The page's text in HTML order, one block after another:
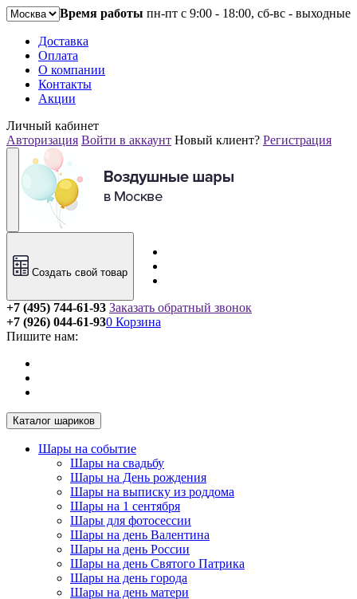
Время работы пн-пт с 9:00 - 18:00, сб-вс - выходные
Доставка
Оплата
О компании
Контакты
Акции
Личный кабинет
Авторизация Войти в аккаунт Новый клиент? Регистрация
Создать свой товар
+7 (495) 744-61-93 Заказать обратный звонок
+7 (926) 044-61-93
Пишите нам:
0 Корзина
Каталог шариков
Шары на событие
Шары на свадьбу
Шары на День рождения
Шары на выписку из роддома
Шары на 1 сентября
Шары для фотосессии
Шары на день Валентина
Шары на день России
Шары на день Святого Патрика
Шары на день города
Шары на день матери